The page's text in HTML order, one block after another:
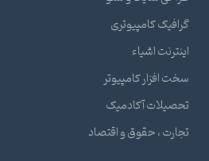
گرافیک کامپیوتری
اینترنت اشیاء
سخت افزار کامپیوتر
تحصیلات آکادمیک
تجارت ، حقوق و اقتصاد